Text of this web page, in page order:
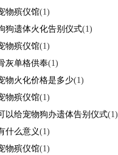
物殡仪馆(1)
狗遗体火化告别仪式(1)
物殡仪馆(1)
灰单格供奉(1)
物火化价格是多少(1)
物殡仪馆(1)
以给宠物狗办遗体告别仪式(1)
什么意义(1)
物殡仪馆(1)